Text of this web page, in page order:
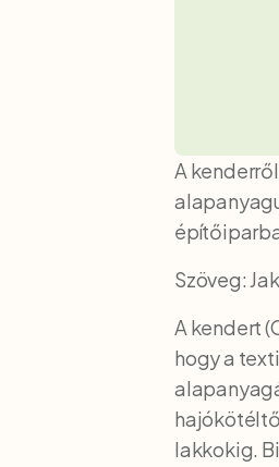
A
Szöveg:
A kendert
hogy a
lakkokig.